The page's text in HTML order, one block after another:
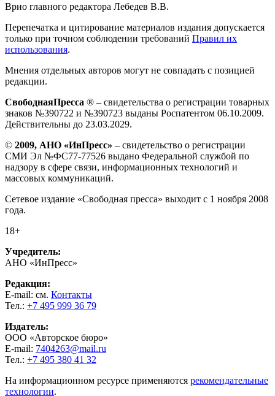
Врио главного редактора Лебедев В.В.
Перепечатка и цитирование материалов издания допускается
только при точном соблюдении требований Правил их
использования.
Мнения отдельных авторов могут не совпадать с позицией
редакции.
СвободнаяПресса ® – свидетельства о регистрации товарных
знаков №390722 и №390723 выданы Роспатентом 06.10.2009.
Действительны до 23.03.2029.
© 2009, АНО «ИнПресс» – свидетельство о регистрации
СМИ Эл №ФС77-77526 выдано Федеральной службой по
надзору в сфере связи, информационных технологий и
массовых коммуникаций.
Сетевое издание «Свободная пресса» выходит с 1 ноября 2008
года.
18+
Учредитель:
АНО «ИнПресс»
Редакция:
E-mail: см. Контакты
Тел.: +7 495 999 36 79
Издатель:
ООО «Авторское бюро»
E-mail: 7404263@mail.ru
Тел.: +7 495 380 41 32
На информационном ресурсе применяются рекомендательные
технологии.